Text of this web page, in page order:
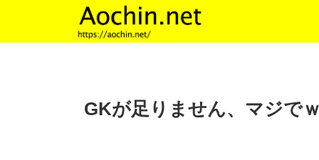
GKが足りません、マジでｗ